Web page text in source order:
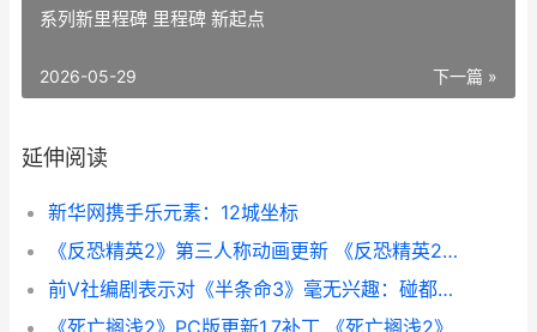
系列新里程碑 里程碑 新起点
下一篇 »
2026-05-29
延伸阅读
新华网携手乐元素：12城坐标
《反恐精英2》第三人称动画更新 《反恐精英2》直接安装游戏
前V社编剧表示对《半条命3》毫无兴趣：碰都不想碰